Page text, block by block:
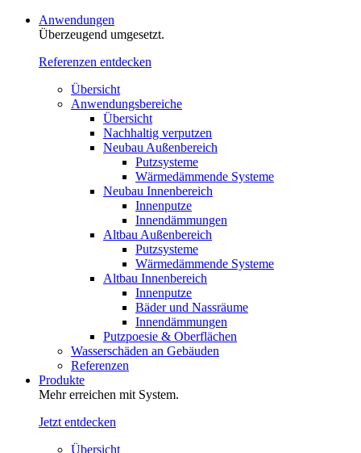
Anwendungen
Überzeugend umgesetzt.
Referenzen entdecken
Übersicht
Anwendungsbereiche
Übersicht
Nachhaltig verputzen
Neubau Außenbereich
Putzsysteme
Wärmedämmende Systeme
Neubau Innenbereich
Innenputze
Innendämmungen
Altbau Außenbereich
Putzsysteme
Wärmedämmende Systeme
Altbau Innenbereich
Innenputze
Bäder und Nassräume
Innendämmungen‍‍‍
Putzpoesie & Oberflächen
Wasserschäden an Gebäuden
Referenzen
Produkte
Mehr erreichen mit System.
Jetzt entdecken
Übersicht